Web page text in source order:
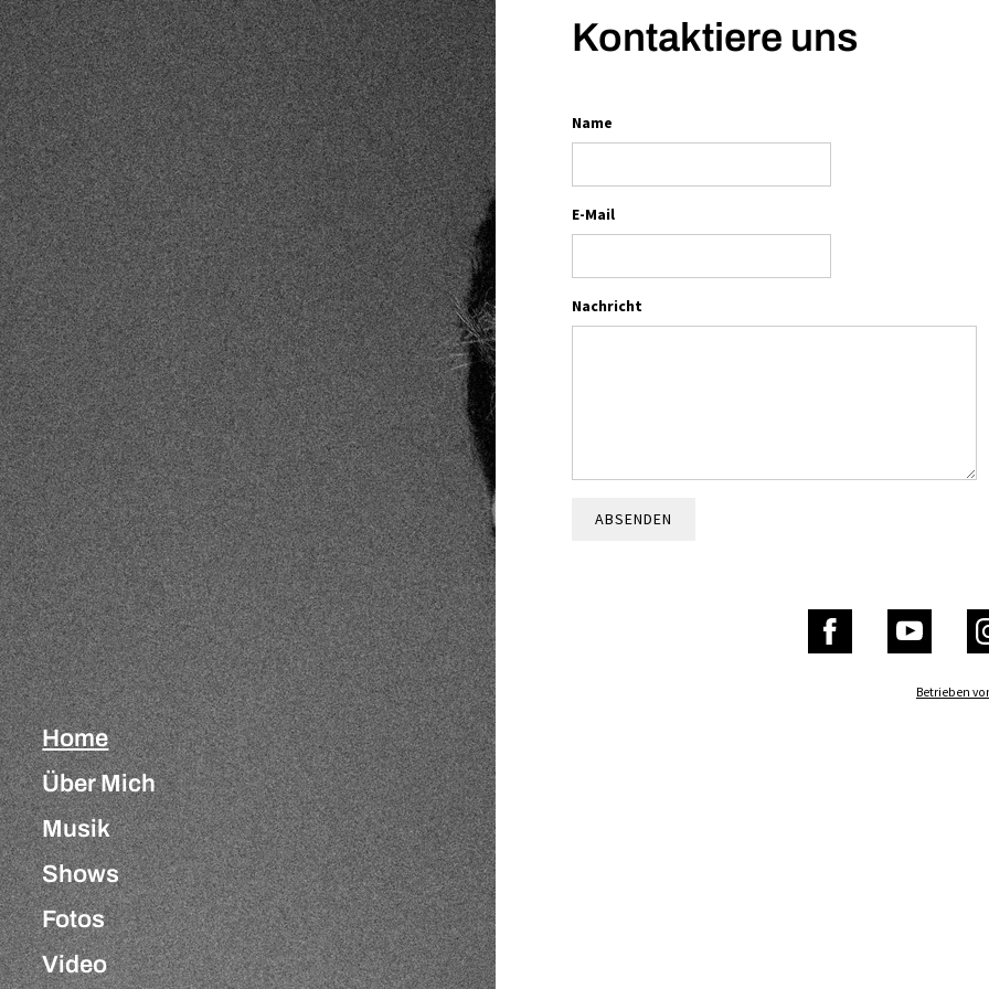
Home
Über Mich
Musik
Shows
Fotos
Video
Kontaktiere uns
Name
E-Mail
Nachricht
ABSENDEN
Betrieben